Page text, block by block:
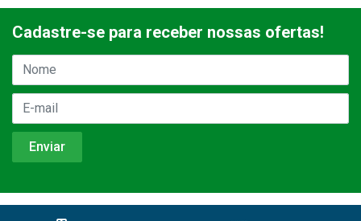
Cadastre-se para receber nossas ofertas!